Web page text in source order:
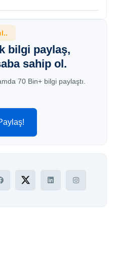
bilgi paylaş,
sahip ol.
70 Bin+ bilgi paylaştı.